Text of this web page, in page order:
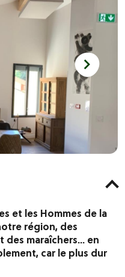
et les Hommes de la
région, des
des maraîchers… en
car le plus dur